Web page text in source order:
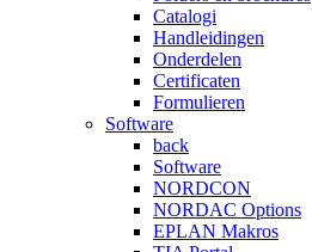
Catalogi
Handleidingen
Onderdelen
Certificaten
Formulieren
Software
back
Software
NORDCON
NORDAC Options
EPLAN Makros